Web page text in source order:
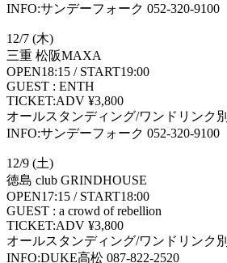
INFO:サンデーフォーク 052-320-9100
12/7 (木)
三重 松阪MAXA
OPEN18:15 / START19:00
GUEST : ENTH
TICKET:ADV ¥3,800
オールスタンディング/ワンドリンク別
INFO:サンデーフォーク 052-320-9100
12/9 (土)
徳島 club GRINDHOUSE
OPEN17:15 / START18:00
GUEST : a crowd of rebellion
TICKET:ADV ¥3,800
オールスタンディング/ワンドリンク別
INFO:DUKE高松 087-822-2520